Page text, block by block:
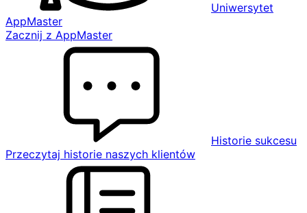
Uniwersytet
AppMaster
Zacznij z AppMaster
Historie sukcesu
Przeczytaj historie naszych klientów